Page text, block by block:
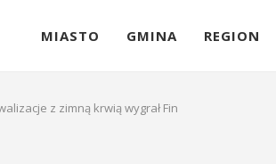
MIASTO GMINA REGION
z zimną krwią wygrał Fin